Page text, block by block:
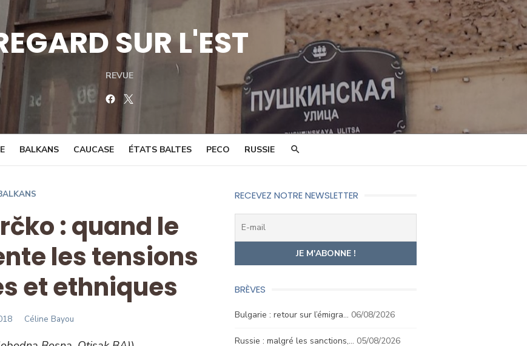
SUR L'EST
REVUE
Facebook
BALKANS CAUCASE ÉTATS BALTES PECO RUSSIE
: quand le
les tensions
et ethniques
Author
Céline Bayou
RECEVEZ NOTRE NEWSLETTER
BRÈVES
Bulgarie : retour sur l’émigra… 06/08/2026
Russie : malgré les sanctions,… 05/08/2026